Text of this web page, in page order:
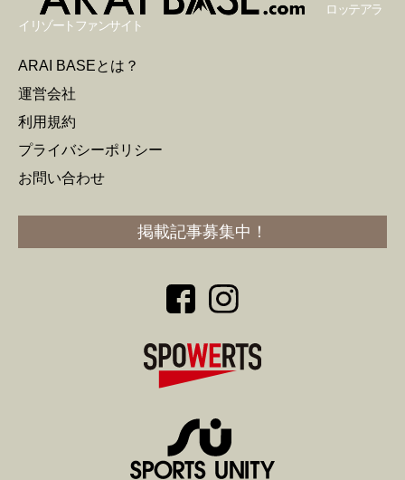
ロッテアラ
イリゾートファンサイト
ARAI BASEとは？
運営会社
利用規約
プライバシーポリシー
お問い合わせ
掲載記事募集中！